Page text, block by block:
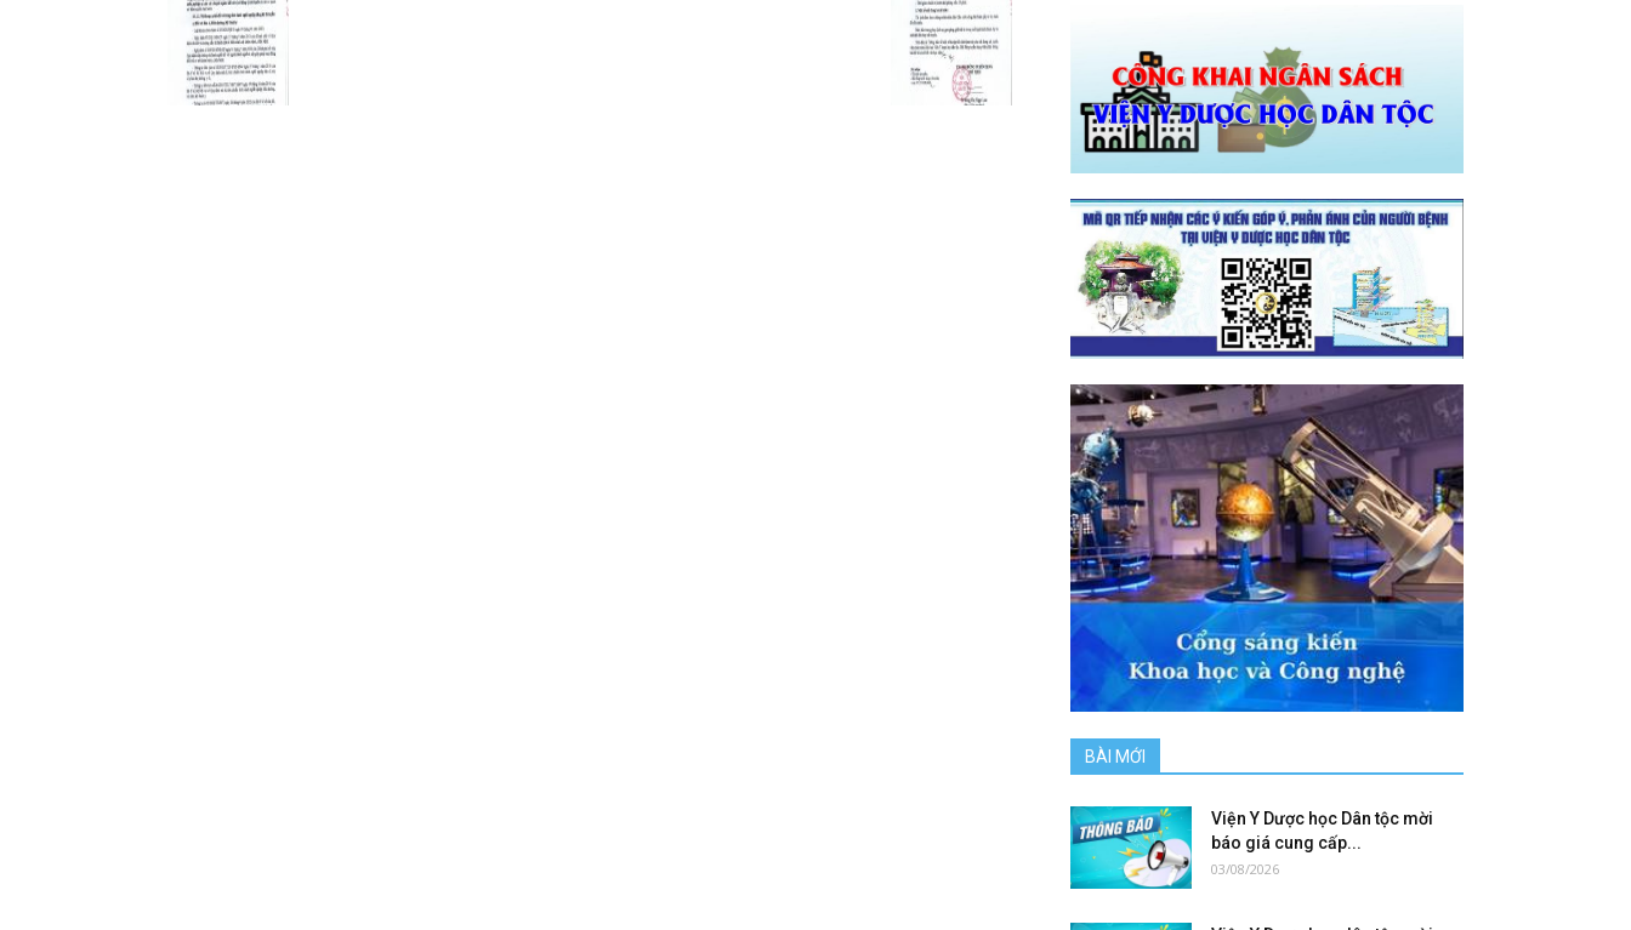
BÀI MỚI
Viện Y Dược học Dân tộc mời
báo giá cung cấp...
03/08/2026